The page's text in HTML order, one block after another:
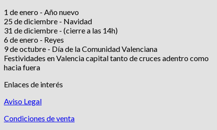
1 de enero - Año nuevo
25 de diciembre - Navidad
31 de diciembre - (cierre a las 14h)
6 de enero - Reyes
9 de octubre - Día de la Comunidad Valenciana
Festividades en Valencia capital tanto de cruces adentro como
hacia fuera
Enlaces de interés
Aviso Legal
Condiciones de venta